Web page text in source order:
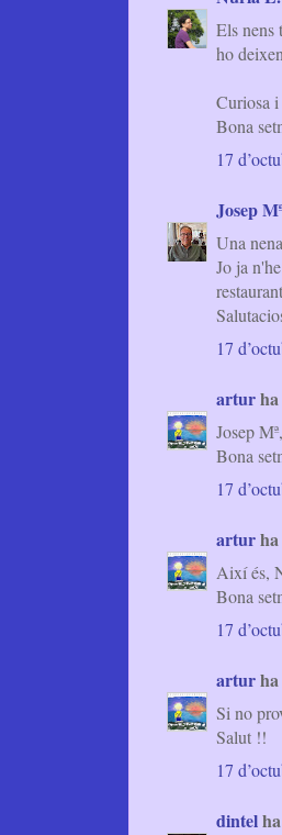
Els nens
ho
Curiosa
Bona
17
Josep
Una
Jo ja
17
artur
Josep
Bona
17
artur
Així és,
Bona
17
artur
Si no
Salut !!
17
dintel